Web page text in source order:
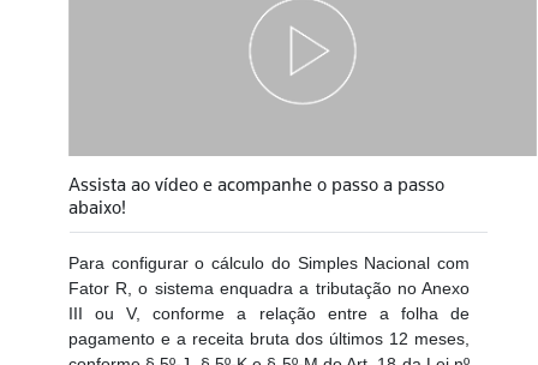
Assista ao vídeo e acompanhe o passo a passo
abaixo!
Para configurar o cálculo do Simples Nacional com
Fator R, o sistema enquadra a tributação no Anexo
III ou V, conforme a relação entre a folha de
pagamento e a receita bruta dos últimos 12 meses,